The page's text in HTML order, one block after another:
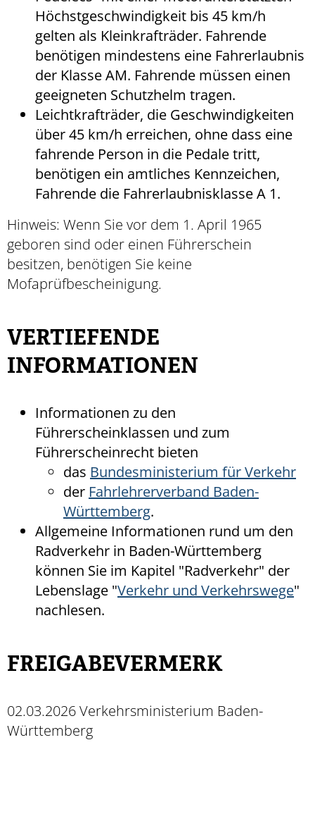
Höchstgeschwindigkeit bis 45 km/h
gelten als Kleinkrafträder. Fahrende
benötigen mindestens eine Fahrerlaubnis
der Klasse AM. Fahrende müssen einen
geeigneten Schutzhelm tragen.
Leichtkrafträder, die Geschwindigkeiten
über 45 km/h erreichen, ohne dass eine
fahrende Person in die Pedale tritt,
benötigen ein amtliches Kennzeichen,
Fahrende die Fahrerlaubnisklasse A 1.
Hinweis: Wenn Sie vor dem 1. April 1965
geboren sind oder einen Führerschein
besitzen, benötigen Sie keine
Mofaprüfbescheinigung.
VERTIEFENDE
INFORMATIONEN
Informationen zu den
Führerscheinklassen und zum
Führerscheinrecht bieten
das Bundesministerium für Verkehr
der Fahrlehrerverband Baden-
Württemberg.
Allgemeine Informationen rund um den
Radverkehr in Baden-Württemberg
können Sie im Kapitel "Radverkehr" der
Lebenslage "Verkehr und Verkehrswege"
nachlesen.
FREIGABEVERMERK
02.03.2026Verkehrsministerium Baden-
Württemberg